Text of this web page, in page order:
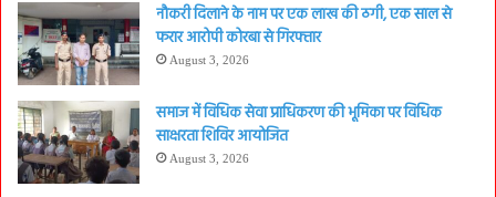
नौकरी दिलाने के नाम पर एक लाख की ठगी, एक साल से
फरार आरोपी कोरबा से गिरफ्तार
August 3, 2026
समाज में विधिक सेवा प्राधिकरण की भूमिका पर विधिक
साक्षरता शिविर आयोजित
August 3, 2026